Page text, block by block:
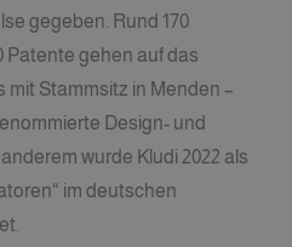
gegeben. Rund 170
Patente gehen auf das
mit Stammsitz in Menden –
Design- und
wurde Kludi 2022 als
im deutschen